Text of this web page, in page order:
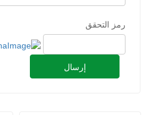
رمز التحقق
إرسال